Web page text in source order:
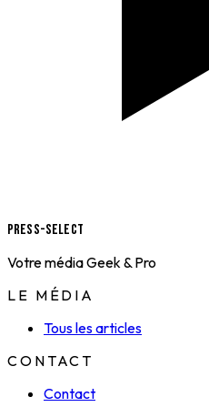
Press-Select
Votre média Geek & Pro
LE MÉDIA
Tous les articles
CONTACT
Contact